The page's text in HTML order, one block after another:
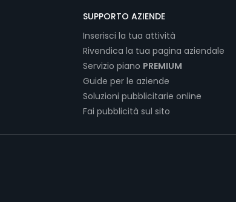
SUPPORTO AZIENDE
Inserisci la tua attività
Rivendica la tua pagina aziendale
Servizio piano PREMIUM
Guide per le aziende
Soluzioni pubblicitarie online
Fai pubblicità sul sito